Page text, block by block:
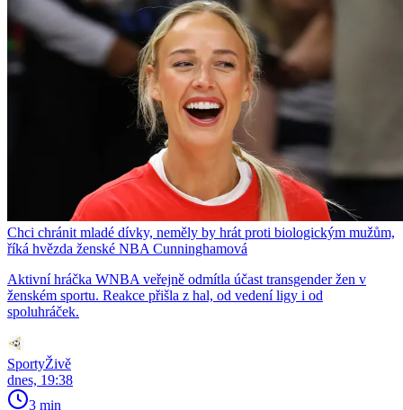
Chci chránit mladé dívky, neměly by hrát proti biologickým mužům,
říká hvězda ženské NBA Cunninghamová
Aktivní hráčka WNBA veřejně odmítla účast transgender žen v
ženském sportu. Reakce přišla z hal, od vedení ligy i od
spoluhráček.
SportyŽivě
dnes, 19:38
3 min